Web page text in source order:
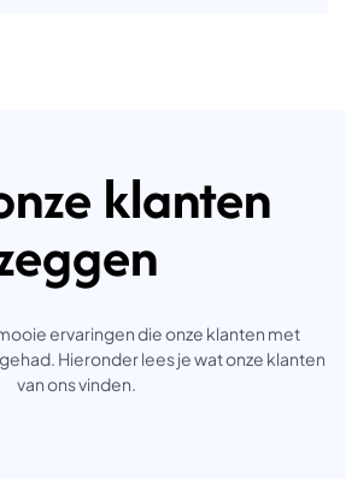
klanten
ervaringen die onze klanten met
Hieronder lees je wat onze klanten
van ons vinden.